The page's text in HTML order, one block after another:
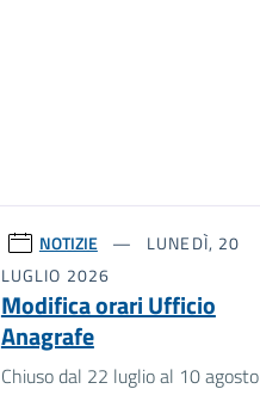
NOTIZIE
LUNEDÌ, 20
LUGLIO 2026
Modifica orari Ufficio
Anagrafe
Chiuso dal 22 luglio al 10 agosto